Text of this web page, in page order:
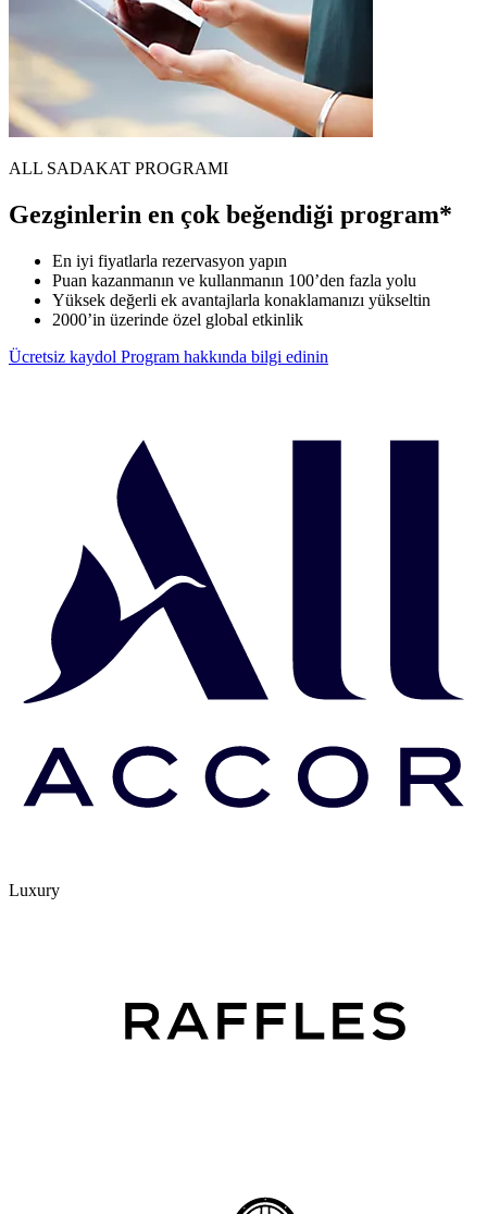
ALL SADAKAT PROGRAMI
Gezginlerin en çok beğendiği program*
En iyi fiyatlarla rezervasyon yapın
Puan kazanmanın ve kullanmanın 100’den fazla yolu
Yüksek değerli ek avantajlarla konaklamanızı yükseltin
2000’in üzerinde özel global etkinlik
Ücretsiz kaydol Program hakkında bilgi edinin
Luxury